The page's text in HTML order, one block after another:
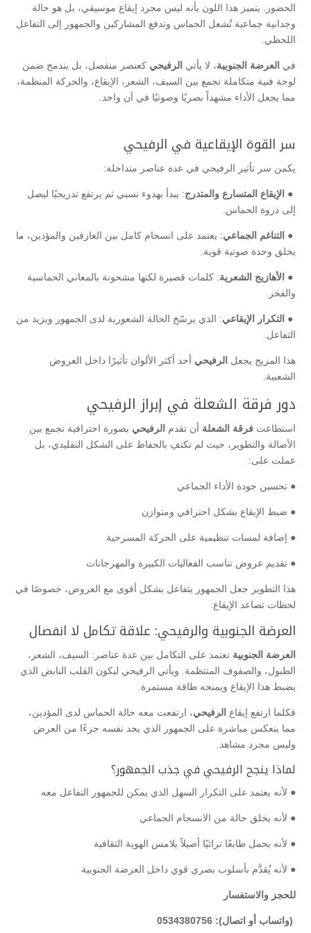
الحضور. يتميز هذا اللون بأنه ليس مجرد إيقاع موسيقي، بل هو حالة
وجدانية جماعية تُشعل الحماس وتدفع المشاركين والجمهور إلى التفاعل
اللحظي.
في العرضة الجنوبية، لا يأتي الرفيحي كعنصر منفصل، بل يندمج ضمن
لوحة فنية متكاملة تجمع بين السيف، الشعر، الإيقاع، والحركة المنظمة،
مما يجعل الأداء مشهداً بصريًا وصوتيًا في آن واحد.
سر القوة الإيقاعية في الرفيحي
يكمن سر تأثير الرفيحي في عدة عناصر متداخلة:
● الإيقاع المتسارع والمتدرج: يبدأ بهدوء نسبي ثم يرتفع تدريجيًا ليصل
إلى ذروة الحماس.
● التناغم الجماعي: يعتمد على انسجام كامل بين العازفين والمؤدين، ما
يخلق وحدة صوتية قوية.
● الأهازيج الشعرية: كلمات قصيرة لكنها مشحونة بالمعاني الحماسية
والفخر.
● التكرار الإيقاعي: الذي يرسّخ الحالة الشعورية لدى الجمهور ويزيد من
التفاعل.
هذا المزيج يجعل الرفيحي أحد أكثر الألوان تأثيرًا داخل العروض
الشعبية.
دور فرقة الشعلة في إبراز الرفيحي
استطاعت فرقة الشعلة أن تقدم الرفيحي بصورة احترافية تجمع بين
الأصالة والتطوير، حيث لم تكتفِ بالحفاظ على الشكل التقليدي، بل
عملت على:
● تحسين جودة الأداء الجماعي
● ضبط الإيقاع بشكل احترافي ومتوازن
● إضافة لمسات تنظيمية على الحركة المسرحية
● تقديم عروض تناسب الفعاليات الكبيرة والمهرجانات
هذا التطوير جعل الجمهور يتفاعل بشكل أقوى مع العروض، خصوصًا في
لحظات تصاعد الإيقاع.
العرضة الجنوبية والرفيحي: علاقة تكامل لا انفصال
العرضة الجنوبية تعتمد على التكامل بين عدة عناصر: السيف، الشعر،
الطبول، والصفوف المنتظمة. ويأتي الرفيحي ليكون القلب النابض الذي
يضبط هذا الإيقاع ويمنحه طاقة مستمرة.
فكلما ارتفع إيقاع الرفيحي، ارتفعت معه حالة الحماس لدى المؤدين،
مما ينعكس مباشرة على الجمهور الذي يجد نفسه جزءًا من العرض
وليس مجرد مشاهد.
لماذا ينجح الرفيحي في جذب الجمهور؟
● لأنه يعتمد على التكرار السهل الذي يمكن للجمهور التفاعل معه
● لأنه يخلق حالة من الانسجام الجماعي
● لأنه يحمل طابعًا تراثيًا أصيلاً يلامس الهوية الثقافية
● لأنه يُقدَّم بأسلوب بصري قوي داخل العرضة الجنوبية
للحجز والاستفسار
(واتساب أو اتصال): 0534380756